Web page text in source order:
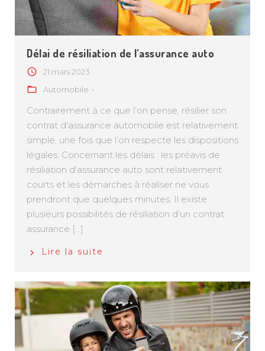
Délai de résiliation de l’assurance auto
21 mars 2023
Automobile
Contrairement à ce que l’on pense, résilier son
contrat d'assurance automobile est relativement
simple, une fois que l’on respecte les dispositions
légales. Concernant les délais : les préavis de
résiliation d'assurance auto sont relativement
courts et les démarches à réaliser ne vous
prendront que quelques minutes. Il existe
plusieurs possibilités de résiliation d’un contrat
assurance [...]
Lire la suite